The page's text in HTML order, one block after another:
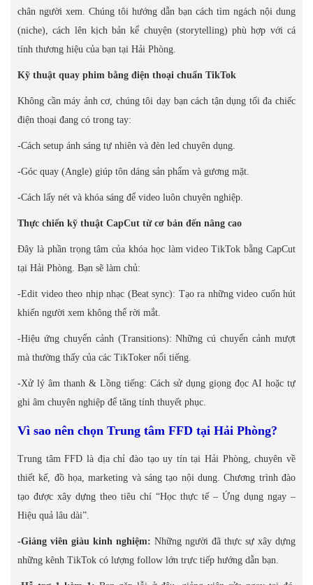
chân người xem. Chúng tôi hướng dẫn bạn cách tìm ngách nội dung
(niche), cách lên kịch bản kể chuyện (storytelling) phù hợp với cá
tính thương hiệu của bạn tại Hải Phòng.
Kỹ thuật quay phim bằng điện thoại chuẩn TikTok
Không cần máy ảnh cơ, chúng tôi dạy bạn cách tận dụng tối đa chiếc
điện thoại đang có trong tay:
-Cách setup ánh sáng tự nhiên và đèn led chuyên dụng.
-Góc quay (Angle) giúp tôn dáng sản phẩm và gương mặt.
-Cách lấy nét và khóa sáng để video luôn chuyên nghiệp.
Thực chiến kỹ thuật CapCut từ cơ bản đến nâng cao
Đây là phần trọng tâm của khóa học làm video TikTok bằng CapCut
tại Hải Phòng. Bạn sẽ làm chủ:
-Edit video theo nhịp nhạc (Beat sync): Tạo ra những video cuốn hút
khiến người xem không thể rời mắt.
-Hiệu ứng chuyển cảnh (Transitions): Những cú chuyển cảnh mượt
mà thường thấy của các TikToker nổi tiếng.
-Xử lý âm thanh & Lồng tiếng: Cách sử dụng giọng đọc AI hoặc tự
ghi âm chuyên nghiệp để tăng tính thuyết phục.
Vì sao nên chọn Trung tâm FFD tại Hải Phòng?
Trung tâm FFD là địa chỉ đào tạo uy tín tại Hải Phòng, chuyên về
thiết kế, đồ họa, marketing và sáng tạo nội dung. Chương trình đào
tạo được xây dựng theo tiêu chí “Học thực tế – Ứng dụng ngay –
Hiệu quả lâu dài”.
-Giảng viên giàu kinh nghiệm: Những người đã thực sự xây dựng
những kênh TikTok có lượng follow lớn trực tiếp hướng dẫn bạn.